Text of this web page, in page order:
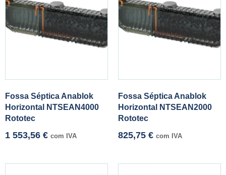
Fossa Séptica Anablok
Horizontal NTSEAN4000
Rototec
1 553,56 € com IVA
Fossa Séptica Anablok
Horizontal NTSEAN2000
Rototec
825,75 € com IVA